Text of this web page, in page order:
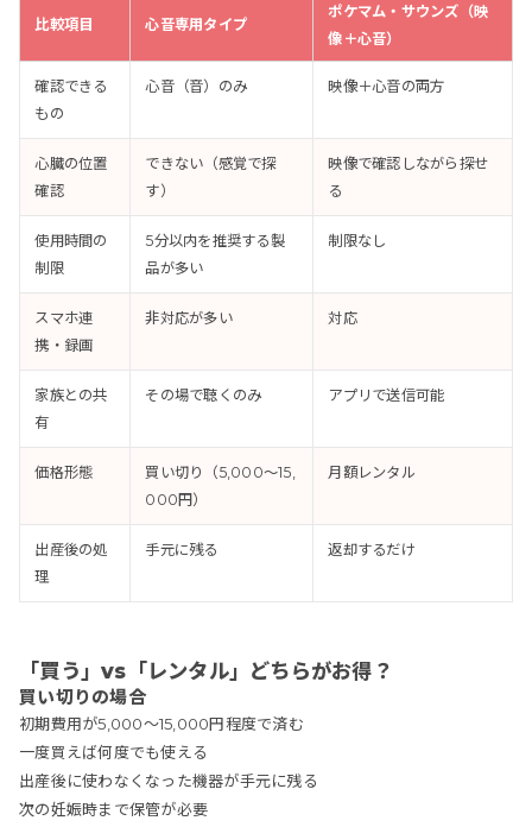
比較項目 心音専用タイプ
ポケマム・サウンズ（映
像＋心音）
確認できる
もの
心音（音）のみ 映像＋心音の両方
心臓の位置
確認
できない（感覚で探
す）
映像で確認しながら探せ
る
使用時間の
制限
5分以内を推奨する製
品が多い
制限なし
スマホ連
携・録画
非対応が多い 対応
家族との共
有
その場で聴くのみ アプリで送信可能
価格形態
買い切り（5,000〜15,
000円）
月額レンタル
出産後の処
理
手元に残る 返却するだけ
「買う」vs「レンタル」どちらがお得？
買い切りの場合
初期費用が5,000〜15,000円程度で済む
一度買えば何度でも使える
出産後に使わなくなった機器が手元に残る
次の妊娠時まで保管が必要